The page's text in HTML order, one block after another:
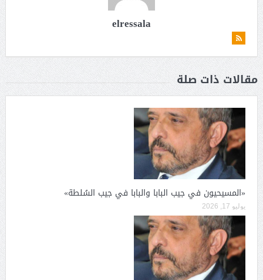
elressala
مقالات ذات صلة
«المسيحيون في جيب البابا والبابا في جيب السُلطة»
يوليو 17, 2026